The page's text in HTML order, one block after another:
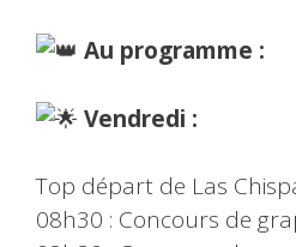
Au programme :
Vendredi :
Top départ de Las
08h30 : Concours de